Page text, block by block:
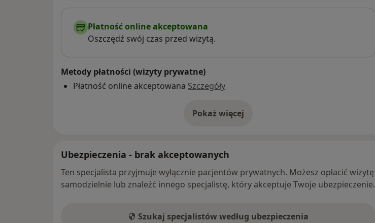
Płatność online akceptowana
Oszczędź swój czas przed wizytą.
Metody płatności (wizyty prywatne)
Płatność online akceptowana Szczegóły
Pokaż więcej
o adresie
Ubezpieczenia - brak akceptowanych
Ten specjalista przyjmuje wyłącznie pacjentów prywatnych. Możesz opłacić wizytę
samodzielnie lub znaleźć innego specjalistę, który akceptuje Twoje ubezpieczenie.
Szukaj specjalistów według ubezpieczenia